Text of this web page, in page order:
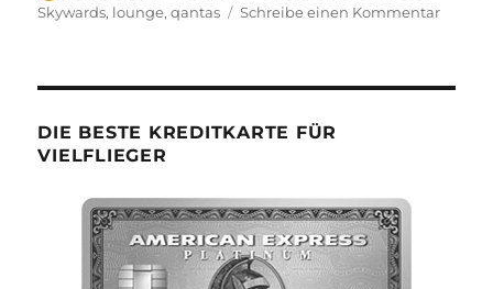
am
Skywards, lounge,qantas Schreibe einen Kommentarzu
DIE BESTE KREDITKARTE FÜR
VIELFLIEGER